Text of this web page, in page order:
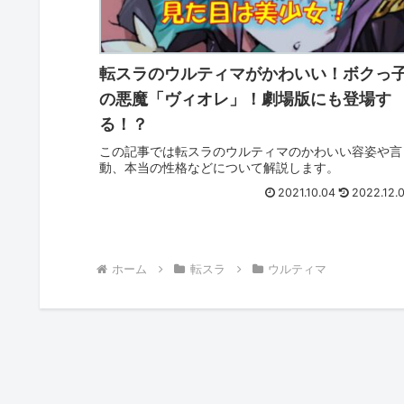
転スラのウルティマがかわいい！ボクっ
の悪魔「ヴィオレ」！劇場版にも登場す
る！？
この記事では転スラのウルティマのかわいい容姿や言
動、本当の性格などについて解説します。
2021.10.04
ホーム 転スラ ウルティマ